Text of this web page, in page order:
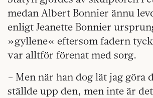
medan Albert Bonnier ännu
enligt Jeanette Bonnier
»gyllene« eftersom fadern
var alltför förenat med sorg.
– Men när han dog lät jag göra
ställde upp den, men inte är